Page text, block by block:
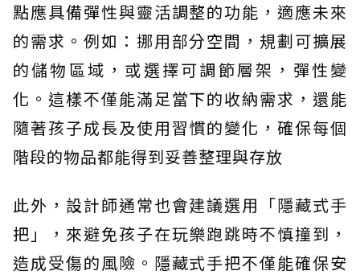
點應具備彈性與靈活調整的功能，適應未來
的需求。例如：挪用部分空間，規劃可擴展
的儲物區域，或選擇可調節層架，彈性變
化。這樣不僅能滿足當下的收納需求，還能
隨著孩子成長及使用習慣的變化，確保每個
階段的物品都能得到妥善整理與存放
此外，設計師通常也會建議選用「隱藏式手
把」，來避免孩子在玩樂跑跳時不慎撞到，
造成受傷的風險。隱藏式手把不僅能確保安